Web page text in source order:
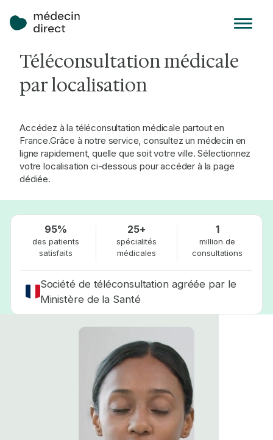
Téléconsultation médicale
par localisation
Accédez à la téléconsultation médicale partout en
France.Grâce à notre service, consultez un médecin en
ligne rapidement, quelle que soit votre ville. Sélectionnez
votre localisation ci-dessous pour accéder à la page
dédiée.
95%
des patients
satisfaits
25+
spécialités
médicales
1
million de
consultations
Société de téléconsultation agréée par le
Ministère de la Santé